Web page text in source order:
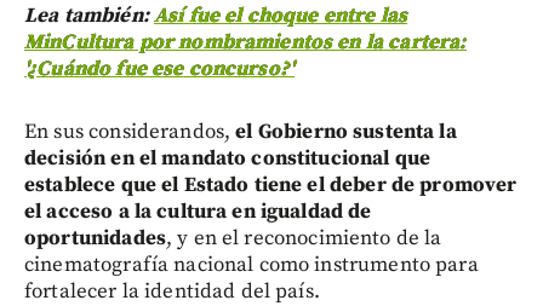
Lea también:Así fue el choque entre las
MinCultura por nombramientos en la cartera:
'¿Cuándo fue ese concurso?'
En sus considerandos, el Gobierno sustenta la
decisión en el mandato constitucional que
establece que el Estado tiene el deber de promover
el acceso a la cultura en igualdad de
oportunidades, y en el reconocimiento de la
cinematografía nacional como instrumento para
fortalecer la identidad del país.